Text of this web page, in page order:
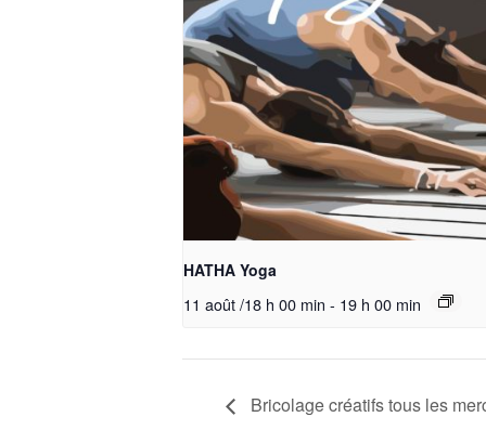
HATHA Yoga
11 août /18 h 00 min - 19 h 00 min
Bricolage créatifs tous les